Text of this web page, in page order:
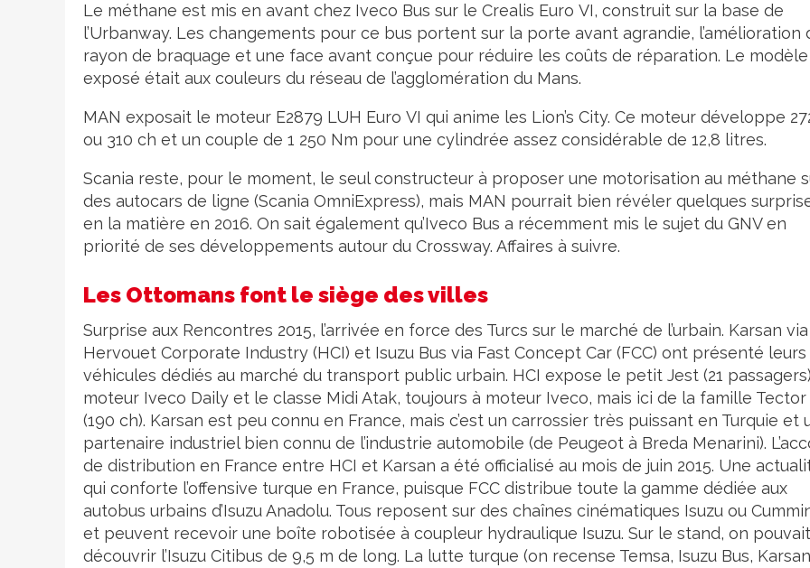
Le méthane est mis en avant chez Iveco Bus sur le Crealis Euro VI, construit sur la base de
l’Urbanway. Les changements pour ce bus portent sur la porte avant agrandie, l’amélioration
rayon de braquage et une face avant conçue pour réduire les coûts de réparation. Le modèle
exposé était aux couleurs du réseau de l’agglomération du Mans.
MAN exposait le moteur E2879 LUH Euro VI qui anime les Lion’s City. Ce moteur développe
ou 310 ch et un couple de 1 250 Nm pour une cylindrée assez considérable de 12,8 litres.
Scania reste, pour le moment, le seul constructeur à proposer une motorisation au méthane
des autocars de ligne (Scania OmniExpress), mais MAN pourrait bien révéler quelques
en la matière en 2016. On sait également qu’Iveco Bus a récemment mis le sujet du GNV en
priorité de ses développements autour du Crossway. Affaires à suivre.
Les Ottomans font le siège des villes
Surprise aux Rencontres 2015, l’arrivée en force des Turcs sur le marché de l’urbain. Karsan via
Hervouet Corporate Industry (HCI) et Isuzu Bus via Fast Concept Car (FCC) ont présenté leurs
véhicules dédiés au marché du transport public urbain. HCI expose le petit Jest (21
moteur Iveco Daily et le classe Midi Atak, toujours à moteur Iveco, mais ici de la famille Tector
(190 ch). Karsan est peu connu en France, mais c’est un carrossier très puissant en Turquie et
partenaire industriel bien connu de l’industrie automobile (de Peugeot à Breda Menarini).
de distribution en France entre HCI et Karsan a été officialisé au mois de juin 2015. Une
qui conforte l’offensive turque en France, puisque FCC distribue toute la gamme dédiée aux
autobus urbains d’Isuzu Anadolu. Tous reposent sur des chaînes cinématiques Isuzu ou
et peuvent recevoir une boîte robotisée à coupleur hydraulique Isuzu. Sur le stand, on pouvait
découvrir l’Isuzu Citibus de 9,5 m de long. La lutte turque (on recense Temsa, Isuzu Bus, Karsan